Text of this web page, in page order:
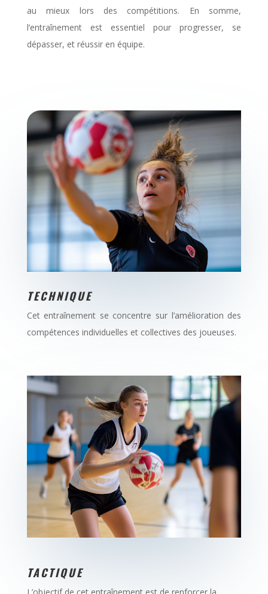
au mieux lors des compétitions. En somme,
l’entraînement est essentiel pour progresser, se
dépasser, et réussir en équipe.
TECHNIQUE
Cet entraînement se concentre sur l’amélioration des
compétences individuelles et collectives des joueuses.
TACTIQUE